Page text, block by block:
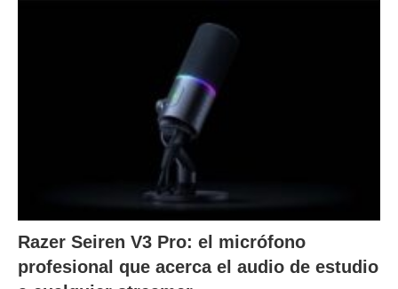
Razer Seiren V3 Pro: el micrófono
profesional que acerca el audio de estudio